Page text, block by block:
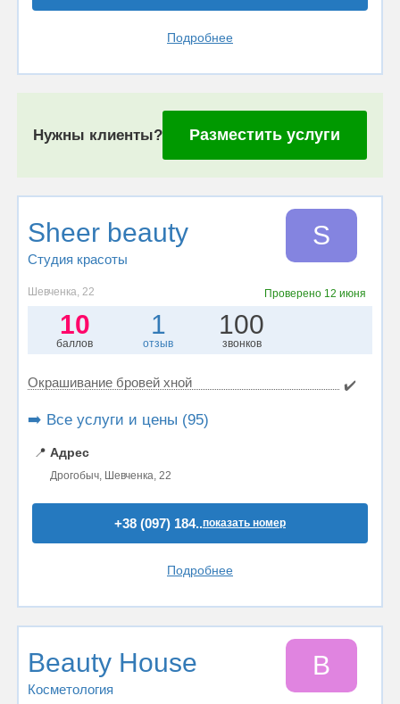
Подробнее
Нужны клиенты? Разместить услуги
Sheer beauty
Студия красоты
S
Шевченка, 22 Проверено 12 июня
10
баллов
1
отзыв
100
звонков
Окрашивание бровей хной ✔️
➡️ Все услуги и цены (95)
📍 Адрес
Дрогобыч, Шевченка, 22
+38 (097) 184..показать номер
Подробнее
Beauty House
Косметология
B